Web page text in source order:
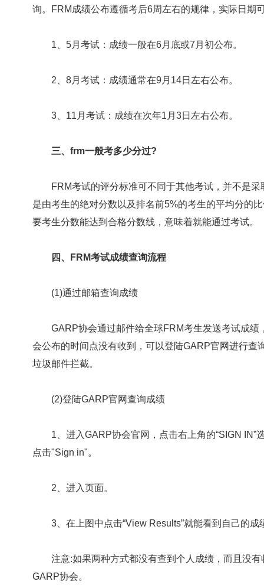
询。‌‌FRM成绩公布遵循考后6周左右的规律，实际日期
‌1、5月考试‌：成绩一般在6月底或7月初公布。‌‌
‌2、8月考试‌：成绩通常在9月14日左右公布。‌‌
‌3、11月考试‌：成绩在次年1月3日左右公布。‌‌
三、frm一般考多少分过?
FRM考试的评分标准可不同于其他考试，并不是采
是由考生的绝对分数以及排名前5%的考生的平均分的
要考生分数能达到合格分数线，意味着就能通过考试。
四、FRM考试成绩查询流程
(1)通过邮箱查询成绩
GARP协会通过邮件给全球FRM考生发送考试成绩
会公布的时间点没有收到，可以登陆GARP官网进行查
垃圾邮件拦截。
(2)登陆GARP官网查询成绩
1、进入GARP协会官网，点击右上角的“SIGN IN”
点击"Sign in"。
2、进入页面。
3、在上图中点击“View Results”就能看到自己的成
注意:如果两种方式都没有查到个人成绩，而且没有
GARP协会。